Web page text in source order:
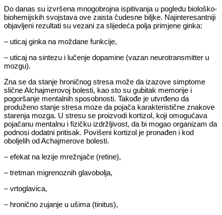
Do danas su izvršena mnogobrojna ispitivanja u pogledu biološko-
biohemijskih svojstava ove zaista čudesne biljke. Najinteresantniji
objavljeni rezultati su vezani za slijedeća polja primjene ginka:
– uticaj ginka na moždane funkcije,
– uticaj na sintezu i lučenje dopamine (vazan neurotransmitter u
mozgu).
Zna se da stanje hroničnog stresa može da izazove simptome
slične Alchajmerovoj bolesti, kao sto su gubitak memorije i
pogoršanje mentalnih sposobnosti. Takođe je utvrđeno da
produženo stanje stresa moze da pojača karakteristične znakove
starenja mozga. U stresu se proizvodi kortizol, koji omogućava
pojačanu mentalnu i fizičku izdržljivost, da bi mogao organizam da
podnosi dodatni pritisak. Povišeni kortizol je pronađen i kod
oboljelih od Achajmerove bolesti.
– efekat na lezije mrežnjače (retine),
– tretman migrenoznih glavobolja,
– vrtoglavica,
– hronično zujanje u ušima (tinitus),